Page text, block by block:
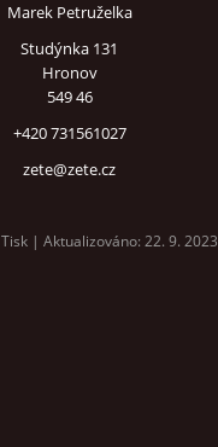
Marek Petruželka
Studýnka 131
Hronov
549 46
+420 731561027
zete@zete.cz
Tisk | Aktualizováno: 22. 9. 2023